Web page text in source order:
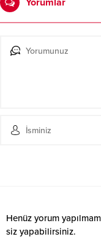
Yorumlar
Henüz yorum
siz yapabilirsiniz.